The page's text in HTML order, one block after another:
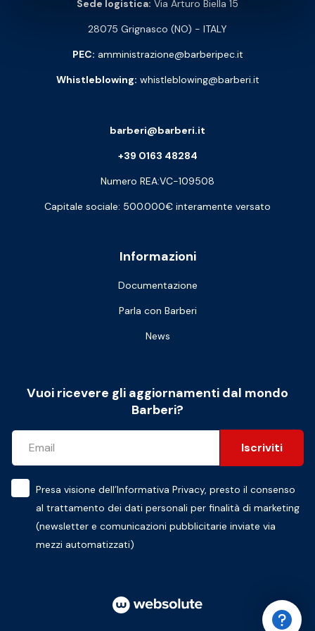
Sede logistica: Via Arturo Biella 15
28075 Grignasco (NO) - ITALY
PEC: amministrazione@barberipec.it
Whistleblowing: whistleblowing@barberi.it
Informazioni
Documentazione
Parla con Barberi
News
barberi@barberi.it
+39 0163 48284
Numero REA:VC-109508
Capitale sociale: 500.000€ interamente versato
Vuoi ricevere gli aggiornamenti dal mondo
Barberi?
Iscriviti
Presa visione dell’Informativa Privacy, presto il consenso
al trattamento dei dati personali per finalità di marketing
(newsletter e comunicazioni pubblicitarie inviate via
mezzi automatizzati)